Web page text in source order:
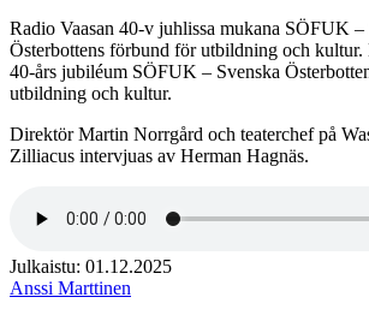
Radio Vaasan 40-v juhlissa mukana SÖFUK –
Österbottens förbund för utbildning och kultur.
40-års jubiléum SÖFUK – Svenska
utbildning och kultur.
Direktör Martin Norrgård och teaterchef på
Zilliacus intervjuas av Herman Hagnäs.
Julkaistu: 01.12.2025
Anssi Marttinen